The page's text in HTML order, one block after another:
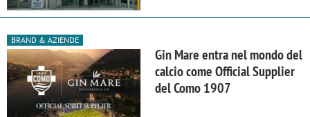
BRAND & AZIENDE
Gin Mare entra nel mondo del
calcio come Official Supplier
del Como 1907